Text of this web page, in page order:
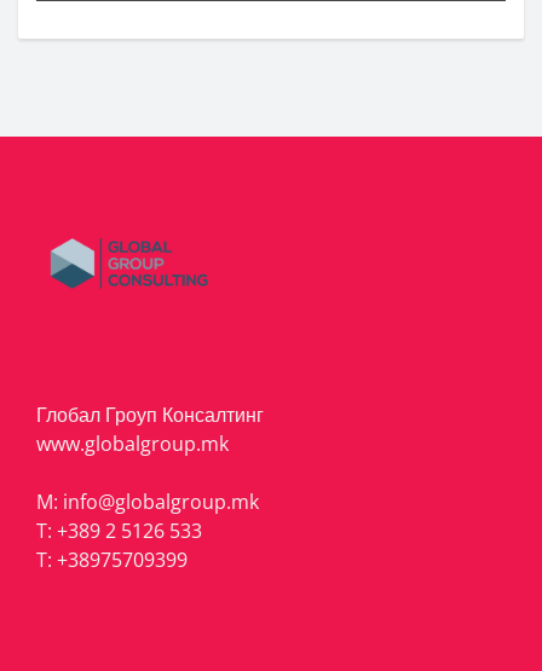
Глобал Гроуп Консалтинг
www.globalgroup.mk
M: info@globalgroup.mk
T: +389 2 5126 533
T: +38975709399